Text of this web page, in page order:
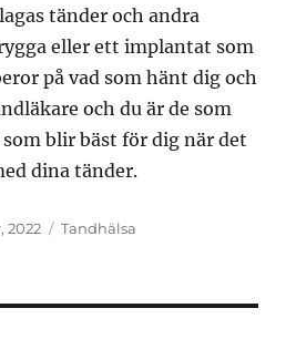
tänder och andra
eller ett implantat som
på vad som hänt dig och
och du är de som
blir bäst för dig när det
dina tänder.
2022 Kategorier
Tandhälsa